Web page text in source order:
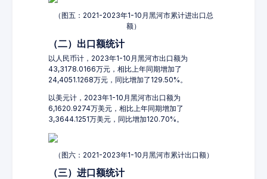
（图五：2021-2023年1-10月黑河市累计进出口总
额）
（二）出口额统计
以人民币计，2023年1-10月黑河市出口额为
43,3178.0166万元，相比上年同期增加了
24,4051.1268万元，同比增加了129.50%。
以美元计，2023年1-10月黑河市出口额为
6,1620.9274万美元，相比上年同期增加了
3,3644.1251万美元，同比增加120.70%。
（图六：2021-2023年1-10月黑河市累计出口额）
（三）进口额统计